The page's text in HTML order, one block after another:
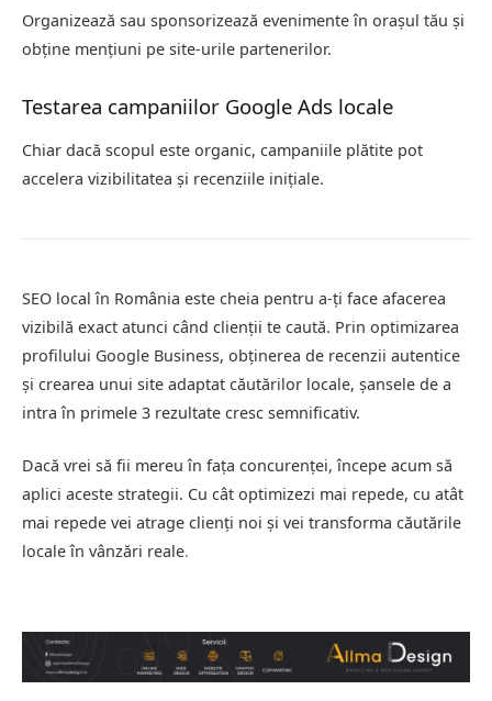
Organizează sau sponsorizează evenimente în orașul tău și
obține mențiuni pe site-urile partenerilor.
Testarea campaniilor Google Ads locale
Chiar dacă scopul este organic, campaniile plătite pot
accelera vizibilitatea și recenziile inițiale.
SEO local în România este cheia pentru a-ți face afacerea
vizibilă exact atunci când clienții te caută. Prin optimizarea
profilului Google Business, obținerea de recenzii autentice
și crearea unui site adaptat căutărilor locale, șansele de a
intra în primele 3 rezultate cresc semnificativ.
Dacă vrei să fii mereu în fața concurenței, începe acum să
aplici aceste strategii. Cu cât optimizezi mai repede, cu atât
mai repede vei atrage clienți noi și vei transforma căutările
locale în vânzări reale.